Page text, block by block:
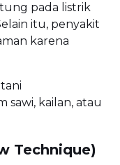
pada listrik
itu, penyakit
karena
kailan, atau
Technique)